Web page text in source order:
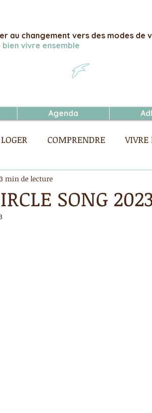
au changement vers des modes de
bien vivre ensemble
Agenda
COMPRENDRE VIVRE
ACHETER
SONG
3 min de lecture